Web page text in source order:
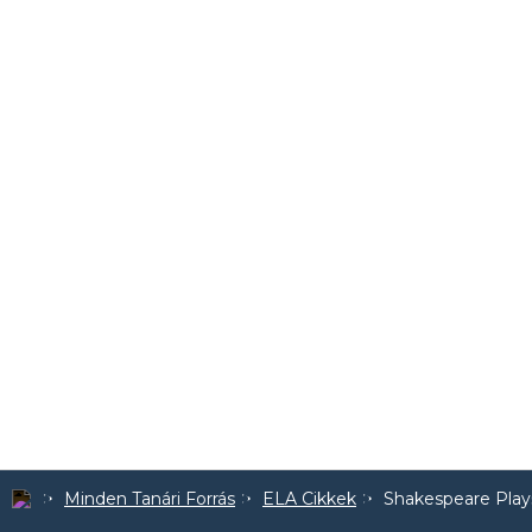
Minden Tanári Forrás ELA Cikkek Shakespeare